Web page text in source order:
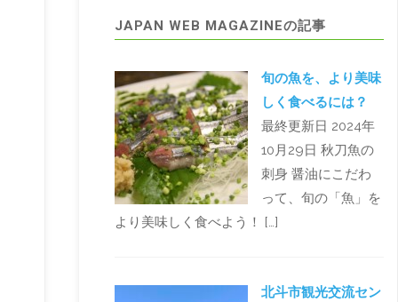
JAPAN WEB MAGAZINEの記事
旬の魚を、より美味
しく食べるには？
最終更新日 2024年
10月29日 秋刀魚の
刺身 醤油にこだわ
って、旬の「魚」を
より美味しく食べよう！ […]
北斗市観光交流セン